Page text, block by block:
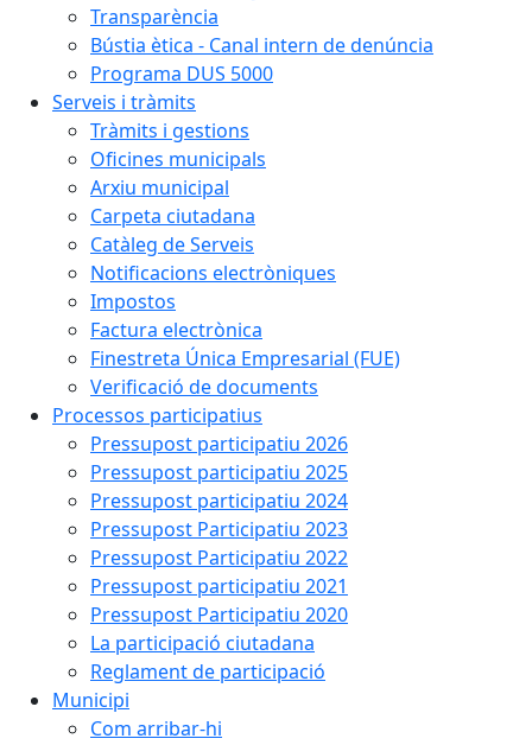
Transparència
Bústia ètica - Canal intern de denúncia
Programa DUS 5000
Serveis i tràmits
Tràmits i gestions
Oficines municipals
Arxiu municipal
Carpeta ciutadana
Catàleg de Serveis
Notificacions electròniques
Impostos
Factura electrònica
Finestreta Única Empresarial (FUE)
Verificació de documents
Processos participatius
Pressupost participatiu 2026
Pressupost participatiu 2025
Pressupost participatiu 2024
Pressupost Participatiu 2023
Pressupost Participatiu 2022
Pressupost participatiu 2021
Pressupost Participatiu 2020
La participació ciutadana
Reglament de participació
Municipi
Com arribar-hi